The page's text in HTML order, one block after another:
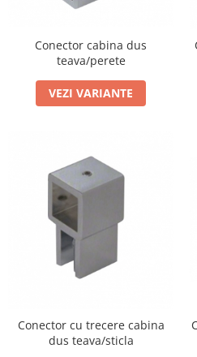
Bara stabilizatoare si conectori
Garnituri cabine dus
Butoni si manere cabine dus
Balustrade sticla
balustrada sticla
Accesorii profil U balustrada sticla
Mana curenta profil U balustrada
Accesorii mana curenta profilata
Balcon frantuzesc
Montanti echipati
Conector cabina dus
teava/perete
VEZI VARIANTE
Conector cu trecere cabina
dus teava/sticla